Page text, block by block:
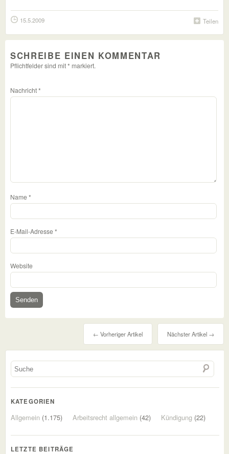
Teilen
15.5.2009
SCHREIBE EINEN KOMMENTAR
Pflichtfelder sind mit* markiert.
Nachricht*
Name*
E-Mail-Adresse*
Website
Nächster Artikel →
← Vorheriger Artikel
KATEGORIEN
Allgemein (1.175) Arbeitsrecht allgemein (42) Kündigung (22)
LETZTE BEITRÄGE